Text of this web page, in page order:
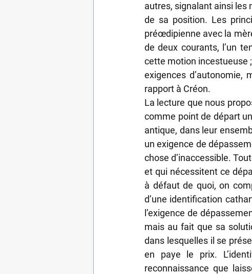
autres, signalant ainsi
de sa position. Les
préœdipienne avec la
de deux courants, l’un
cette motion incestueuse
exigences
rapport à Créon.
La lecture que nous
comme point de départ
antique, dans leur
un exigence de
chose d’inaccessible.
et qui nécessitent ce
à défaut de quoi, on
d’une identification
l’exigence de
mais au fait que sa
dans lesquelles il se
en paye le prix.
reconnaissance que